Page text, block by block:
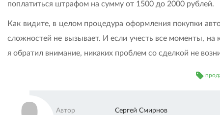
поплатиться штрафом на сумму от 1500 до 2000 рублей.
Как видите, в целом процедура оформления покупки
сложностей не вызывает. И если учесть все моменты, на
я обратил внимание, никаких проблем со сделкой не
Автор Сергей Смирнов